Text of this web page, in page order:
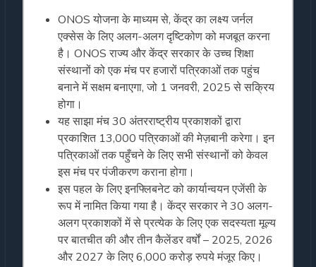
ONOS योजना के माध्यम से, केंद्र का लक्ष्य जर्नल
एक्सेस के लिए अलग-अलग दृष्टिकोण को मजबूत करना
है। ONOS राज्य और केंद्र सरकार के उच्च शिक्षा
संस्थानों को एक मंच पर हजारों पत्रिकाओं तक पहुंच
बनाने में सक्षम बनाएगा, जो 1 जनवरी, 2025 से सक्रिय
होगा।
यह साझा मंच 30 अंतरराष्ट्रीय प्रकाशकों द्वारा
प्रकाशित 13,000 पत्रिकाओं की मेज़बानी करेगा। इन
पत्रिकाओं तक पहुँचने के लिए सभी संस्थानों को केवल
इस मंच पर पंजीकरण कराना होगा।
इस पहल के लिए इनफ्लिबनेट को कार्यान्वयन एजेंसी के
रूप में नामित किया गया है। केंद्र सरकार ने 30 अलग-
अलग प्रकाशकों में से प्रत्येक के लिए एक सदस्यता मूल्य
पर बातचीत की और तीन कैलेंडर वर्षों – 2025, 2026
और 2027 के लिए 6,000 करोड़ रुपये मंजूर किए।